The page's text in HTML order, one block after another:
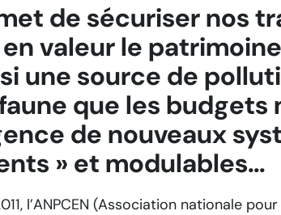
de sécuriser nos
valeur le
une source de
que les budgets
de nouveaux
» et modulables…
l’ANPCEN (Association nationale